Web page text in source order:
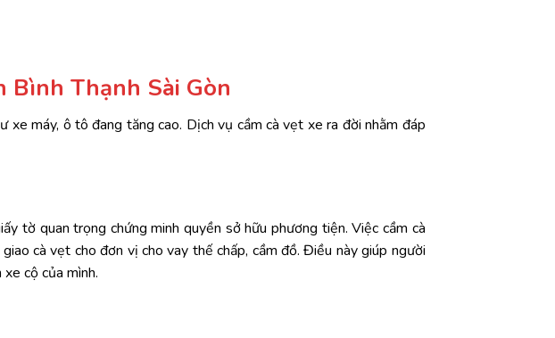
Bình Thạnh Sài Gòn
xe máy, ô tô đang tăng cao. Dịch vụ cầm cà vẹt xe ra đời nhằm đáp
tờ quan trọng chứng minh quyền sở hữu phương tiện. Việc cầm cà
cà vẹt cho đơn vị cho vay thế chấp, cầm đồ. Điều này giúp người
cộ của mình.